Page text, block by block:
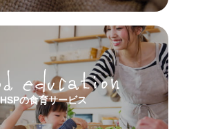
HSPの食育サービス